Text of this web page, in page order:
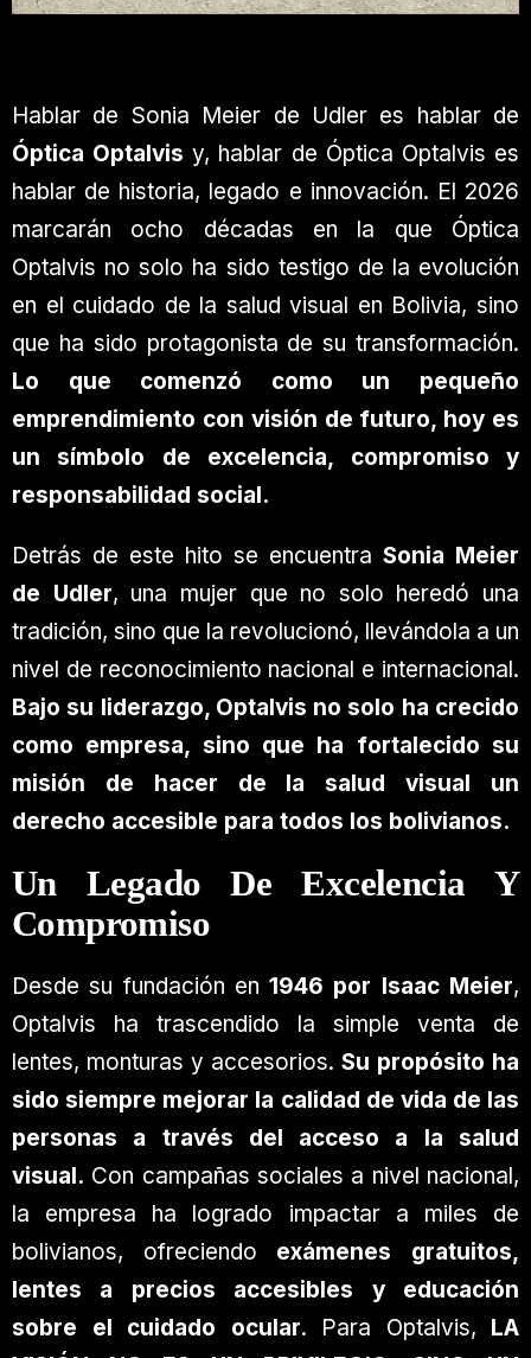
Hablar de Sonia Meier de Udler es hablar de
Óptica Optalvis y, hablar de Óptica Optalvis es
hablar de historia, legado e innovación. El 2026
marcarán ocho décadas en la que Óptica
Optalvis no solo ha sido testigo de la evolución
en el cuidado de la salud visual en Bolivia, sino
que ha sido protagonista de su transformación.
Lo que comenzó como un pequeño
emprendimiento con visión de futuro, hoy es
un símbolo de excelencia, compromiso y
responsabilidad social.
Detrás de este hito se encuentra Sonia Meier
de Udler, una mujer que no solo heredó una
tradición, sino que la revolucionó, llevándola a un
nivel de reconocimiento nacional e internacional.
Bajo su liderazgo, Optalvis no solo ha crecido
como empresa, sino que ha fortalecido su
misión de hacer de la salud visual un
derecho accesible para todos los bolivianos.
Un Legado De Excelencia Y
Compromiso
Desde su fundación en1946 por Isaac Meier,
Optalvis ha trascendido la simple venta de
lentes, monturas y accesorios. Su propósito ha
sido siempre mejorar la calidad de vida de las
personas a través del acceso a la salud
visual. Con campañas sociales a nivel nacional,
la empresa ha logrado impactar a miles de
bolivianos, ofreciendo exámenes gratuitos,
lentes a precios accesibles y educación
sobre el cuidado ocular. Para Optalvis, LA